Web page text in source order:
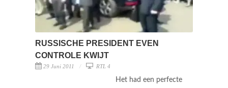
RUSSISCHE PRESIDENT EVEN
CONTROLE KWIJT
29 Juni 2011 RTL 4
Het had een perfecte